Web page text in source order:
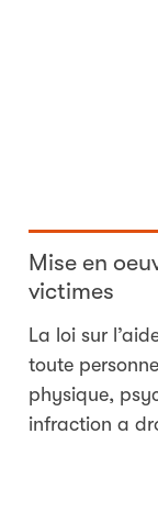
Mise en
victimes
La loi sur
toute
physique,
infraction a